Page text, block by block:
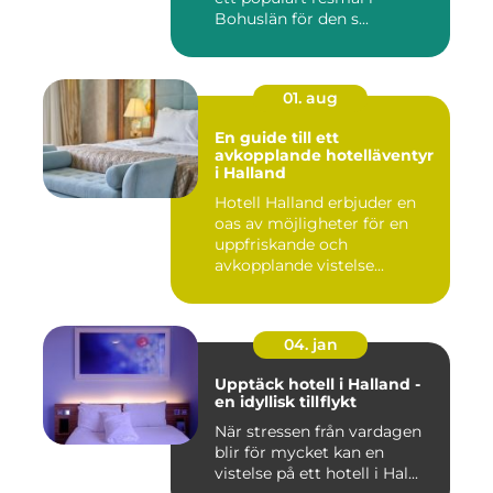
Bohuslän för den s...
01. aug
En guide till ett
avkopplande hotelläventyr
i Halland
Hotell Halland erbjuder en
oas av möjligheter för en
uppfriskande och
avkopplande vistelse...
04. jan
Upptäck hotell i Halland -
en idyllisk tillflykt
När stressen från vardagen
blir för mycket kan en
vistelse på ett hotell i Hal...